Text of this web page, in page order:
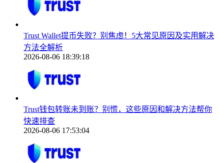
Trust Wallet提币失败？别焦虑！5大常见原因及实用解决
方法全解析
2026-08-06 18:39:18
Trust钱包转账未到账？别慌，这些原因和解决方法帮你
快速排查
2026-08-06 17:53:04